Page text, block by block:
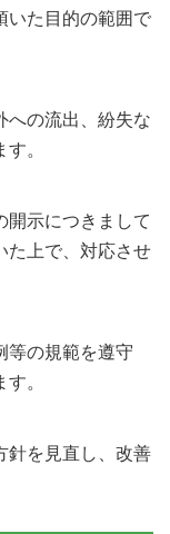
いた目的の範囲で
への流出、紛失な
。
開示につきまして
た上で、対応させ
等の規範を遵守
。
針を見直し、改善